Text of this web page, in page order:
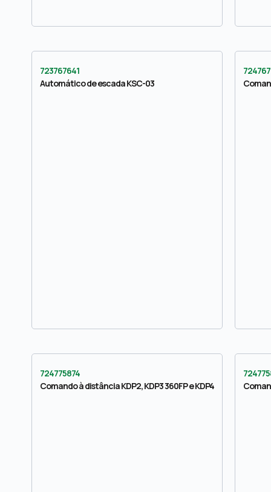
723767641
Automático de escada KSC-03
724775874
Comando à distância KDP2, KDP3 360FP e KDP4